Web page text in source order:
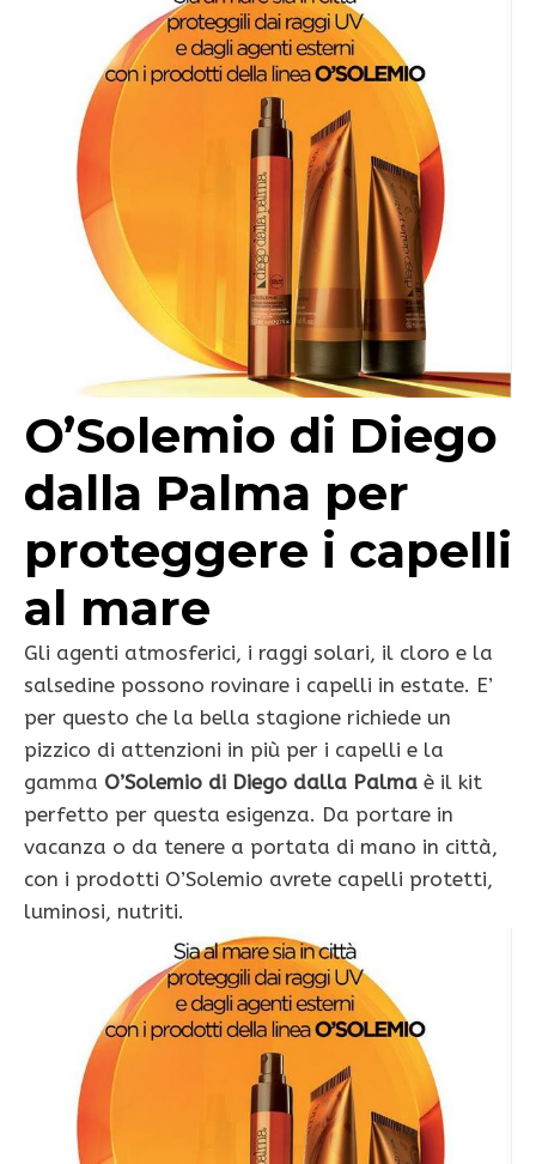
O’Solemio di Diego
dalla Palma per
proteggere i capelli
al mare
Gli agenti atmosferici, i raggi solari, il cloro e la
salsedine possono rovinare i capelli in estate. E’
per questo che la bella stagione richiede un
pizzico di attenzioni in più per i capelli e la
gamma O’Solemio di Diego dalla Palma è il kit
perfetto per questa esigenza. Da portare in
vacanza o da tenere a portata di mano in città,
con i prodotti O’Solemio avrete capelli protetti,
luminosi, nutriti.